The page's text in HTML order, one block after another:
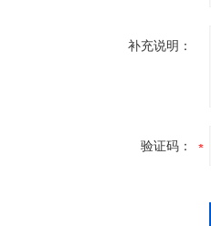
补充说明：
验证码：